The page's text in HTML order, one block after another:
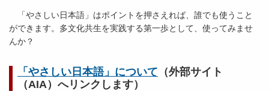
「やさしい日本語」はポイントを押さえれば、誰でも使うこと
ができます。多文化共生を実践する第一歩として、使ってみませ
んか？
「やさしい日本語」について （外部サイト
（AIA）へリンクします）